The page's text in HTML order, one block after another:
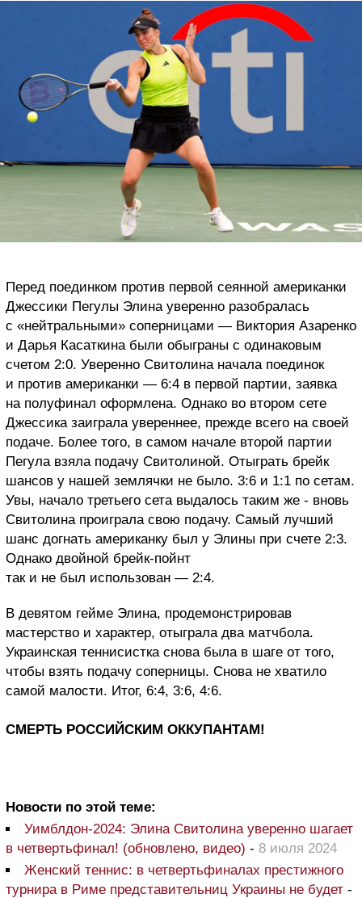
Перед поединком против первой сеянной американки
Джессики Пегулы Элина уверенно разобралась
с «нейтральными» соперницами — Виктория Азаренко
и Дарья Касаткина были обыграны с одинаковым
счетом 2:0. Уверенно Свитолина начала поединок
и против американки — 6:4 в первой партии, заявка
на полуфинал оформлена. Однако во втором сете
Джессика заиграла увереннее, прежде всего на своей
подаче. Более того, в самом начале второй партии
Пегула взяла подачу Свитолиной. Отыграть брейк
шансов у нашей землячки не было. 3:6 и 1:1 по сетам.
Увы, начало третьего сета выдалось таким же - вновь
Свитолина проиграла свою подачу. Самый лучший
шанс догнать американку был у Элины при счете 2:3.
Однако двойной брейк-пойнт
так и не был использован — 2:4.
В девятом гейме Элина, продемонстрировав
мастерство и характер, отыграла два матчбола.
Украинская теннисистка снова была в шаге от того,
чтобы взять подачу соперницы. Снова не хватило
самой малости. Итог, 6:4, 3:6, 4:6.
СМЕРТЬ РОССИЙСКИМ ОККУПАНТАМ!
Новости по этой теме:
Уимблдон-2024: Элина Свитолина уверенно шагает
в четвертьфинал! (обновлено, видео) - 8 июля 2024
Женский теннис: в четвертьфиналах престижного
турнира в Риме представительниц Украины не будет -